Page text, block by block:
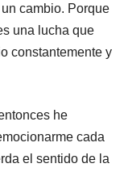
cambio. Porque
una lucha que
constantemente y
he
cada
el sentido de la